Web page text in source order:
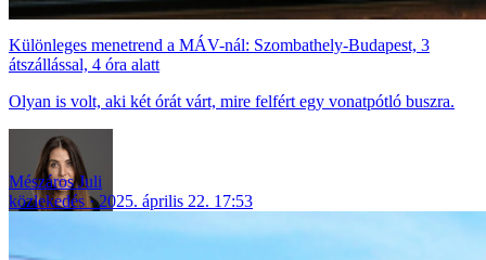
Különleges menetrend a MÁV-nál: Szombathely-Budapest, 3
átszállással, 4 óra alatt
Olyan is volt, aki két órát várt, mire felfért egy vonatpótló buszra.
Mészáros Juli
közlekedés
2025. április 22. 17:53